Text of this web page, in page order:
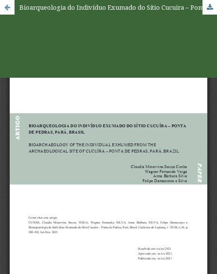
Bioarqueologia do Indivíduo Exumado do Sítio Cucuíra – Ponta de Pedras, Pará, Brasil